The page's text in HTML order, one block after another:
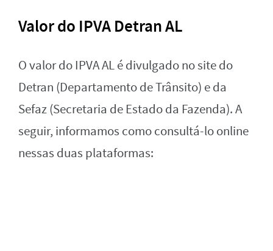
Valor do IPVA Detran AL
O valor do IPVA AL é divulgado no site do
Detran (Departamento de Trânsito) e da
Sefaz (Secretaria de Estado da Fazenda). A
seguir, informamos como consultá-lo online
nessas duas plataformas: